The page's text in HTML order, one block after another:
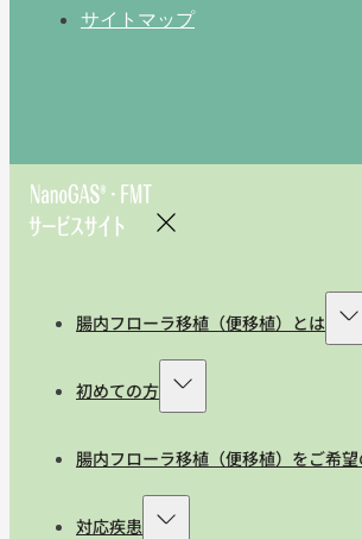
サイトマップ
腸内フローラ移植（便移植）とは
初めての方
腸内フローラ移植（便移植）をご希
対応疾患